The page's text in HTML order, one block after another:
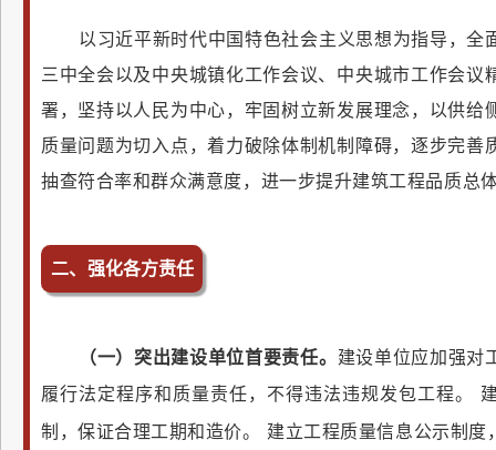
以习近平新时代中国特色社会主义思想为指导，全
三中全会以及中央城镇化工作会议、中央城市工作会议
署，坚持以人民为中心，牢固树立新发展理念，以供给
质量问题为切入点，着力破除体制机制障碍，逐步完善
抽查符合率和群众满意度，进一步提升建筑工程品质总
二、 强化各方责任
（一）突出建设单位首要责任。 建设单位应加强对
履行法定程序和质量责任，不得违法违规发包工程。
制，保证合理工期和造价。
建立工程质量信息公示制